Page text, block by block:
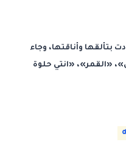
بتألقها وأناقتها، وجاء
«القمر»، «انتي حلوة